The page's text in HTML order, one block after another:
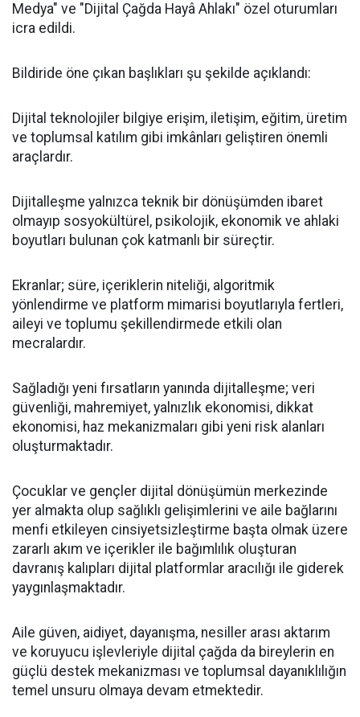
Medya" ve "Dijital Çağda Hayâ Ahlakı" özel oturumları
icra edildi.
Bildiride öne çıkan başlıkları şu şekilde açıklandı:
Dijital teknolojiler bilgiye erişim, iletişim, eğitim, üretim
ve toplumsal katılım gibi imkânları geliştiren önemli
araçlardır.
Dijitalleşme yalnızca teknik bir dönüşümden ibaret
olmayıp sosyokültürel, psikolojik, ekonomik ve ahlaki
boyutları bulunan çok katmanlı bir süreçtir.
Ekranlar; süre, içeriklerin niteliği, algoritmik
yönlendirme ve platform mimarisi boyutlarıyla fertleri,
aileyi ve toplumu şekillendirmede etkili olan
mecralardır.
Sağladığı yeni fırsatların yanında dijitalleşme; veri
güvenliği, mahremiyet, yalnızlık ekonomisi, dikkat
ekonomisi, haz mekanizmaları gibi yeni risk alanları
oluşturmaktadır.
Çocuklar ve gençler dijital dönüşümün merkezinde
yer almakta olup sağlıklı gelişimlerini ve aile bağlarını
menfi etkileyen cinsiyetsizleştirme başta olmak üzere
zararlı akım ve içerikler ile bağımlılık oluşturan
davranış kalıpları dijital platformlar aracılığı ile giderek
yaygınlaşmaktadır.
Aile güven, aidiyet, dayanışma, nesiller arası aktarım
ve koruyucu işlevleriyle dijital çağda da bireylerin en
güçlü destek mekanizması ve toplumsal dayanıklılığın
temel unsuru olmaya devam etmektedir.